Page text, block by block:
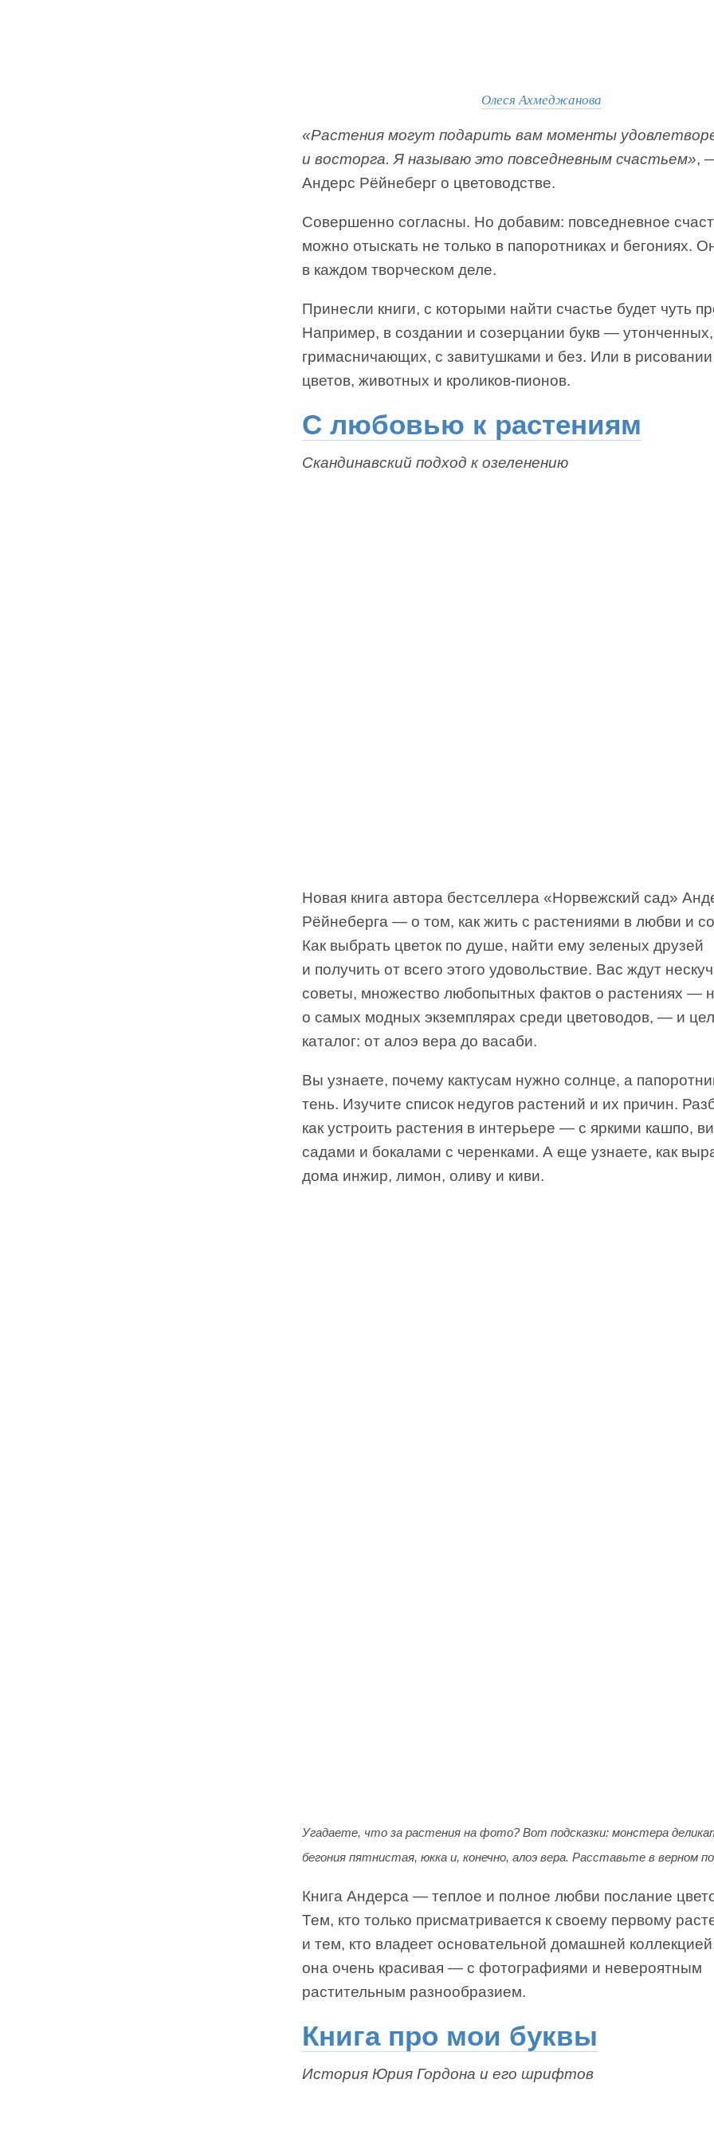
Олеся Ахмеджанова
«Растения могут подарить вам моменты
и восторга. Я называю это повседневным счастьем»,
Андерс Рёйнеберг о цветоводстве.
Совершенно согласны. Но добавим: повседневное
можно отыскать не только в папоротниках и бегониях.
в каждом творческом деле.
Принесли книги, с которыми найти счастье будет чуть
Например, в создании и созерцании букв — утонченных,
гримасничающих, с завитушками и без. Или в
цветов, животных и кроликов-пионов.
С любовью к растениям
Скандинавский подход к озеленению
Новая книга автора бестселлера «Норвежский сад»
Рёйнеберга — о том, как жить с растениями в любви и
Как выбрать цветок по душе, найти ему зеленых друзей
и получить от всего этого удовольствие. Вас ждут
советы, множество любопытных фактов о растениях —
о самых модных экземплярах среди цветоводов, — и
каталог: от алоэ вера до васаби.
Вы узнаете, почему кактусам нужно солнце, а
тень. Изучите список недугов растений и их причин.
как устроить растения в интерьере — с яркими кашпо,
садами и бокалами с черенками. А еще узнаете, как
дома инжир, лимон, оливу и киви.
Угадаете, что за растения на фото? Вот подсказки: монстера
бегония пятнистая, юкка и, конечно, алоэ вера. Расставьте в верном
Книга Андерса — теплое и полное любви послание
Тем, кто только присматривается к своему первому
и тем, кто владеет основательной домашней
она очень красивая — с фотографиями и невероятным
растительным разнообразием.
Книга про мои буквы
История Юрия Гордона и его шрифтов